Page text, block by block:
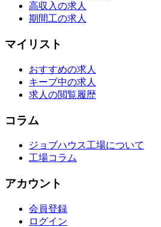
高収入の求人
期間工の求人
マイリスト
おすすめの求人
キープ中の求人
求人の閲覧履歴
コラム
ジョブハウス工場について
工場コラム
アカウント
会員登録
ログイン